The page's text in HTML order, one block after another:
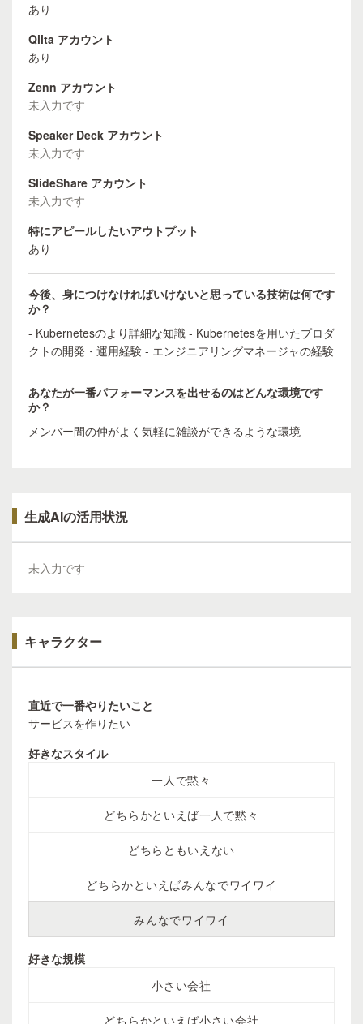
あり
Qiita アカウント
あり
Zenn アカウント
未入力です
Speaker Deck アカウント
未入力です
SlideShare アカウント
未入力です
特にアピールしたいアウトプット
あり
今後、身につけなければいけないと思っている技術は何です
か？
- Kubernetesのより詳細な知識 - Kubernetesを用いたプロダ
クトの開発・運用経験 - エンジニアリングマネージャの経験
あなたが一番パフォーマンスを出せるのはどんな環境です
か？
メンバー間の仲がよく気軽に雑談ができるような環境
生成AIの活用状況
未入力です
キャラクター
直近で一番やりたいこと
サービスを作りたい
好きなスタイル
一人で黙々
どちらかといえば一人で黙々
どちらともいえない
どちらかといえばみんなでワイワイ
みんなでワイワイ
好きな規模
小さい会社
どちらかといえば小さい会社